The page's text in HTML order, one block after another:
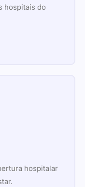
hospitais do
hospitalar